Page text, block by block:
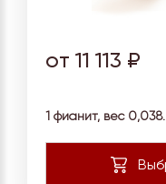
от 11 113 ₽
1 фианит, вес 0,038.